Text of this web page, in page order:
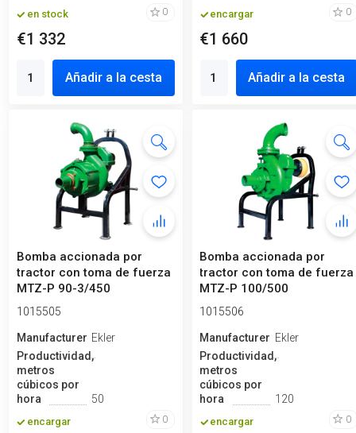
en stock 0
€1 332
Añadir a la cesta
encargar 0
€1 660
Añadir a la cesta
Bomba accionada por
tractor con toma de fuerza
MTZ-P 90-3/450
1015505
ManufactureroEkler
Productividad,
metros
cúbicos por
hora
50
encargar 0
Bomba accionada por
tractor con toma de fuerza
MTZ-P 100/500
1015506
ManufactureroEkler
Productividad,
metros
cúbicos por
hora
120
encargar 0